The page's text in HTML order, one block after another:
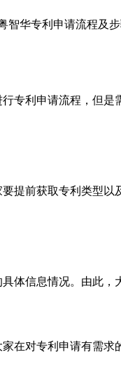
利申请流程，但是
前获取专利类型以
信息情况。由此，
对专利申请有需求